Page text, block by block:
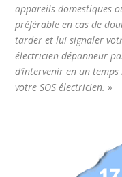
appareils domestiques
préférable en cas de
tarder et lui signaler
électricien dépanneur
d’intervenir en un
votre SOS électricien. »